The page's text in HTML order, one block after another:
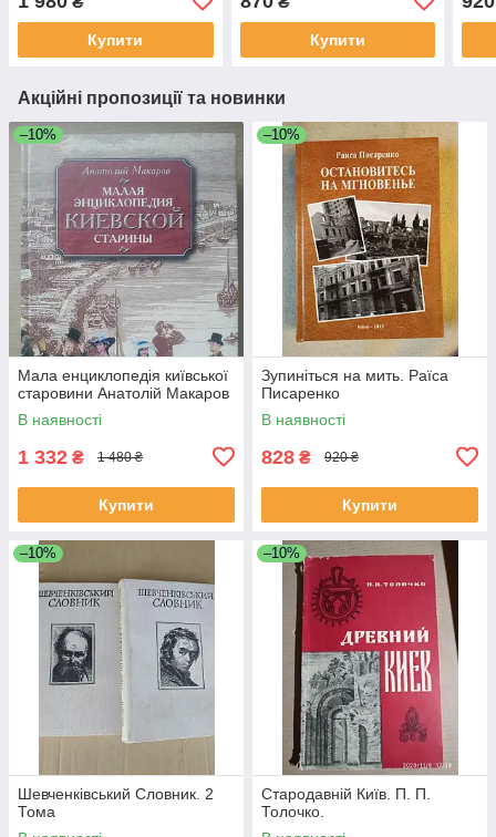
Купити Купити
Акційні пропозиції та новинки
–10%
Мала енциклопедія київської
старовини Анатолій Макаров
В наявності
1 332 ₴ 1 480 ₴
Купити
–10%
Зупиніться на мить. Раїса
Писаренко
В наявності
828 ₴ 920 ₴
Купити
–10%
Шевченківський Словник. 2
Тома
–10%
Стародавній Київ. П. П.
Толочко.